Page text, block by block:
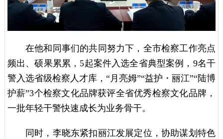
在他和同事们的共同努力下，全市检察工作亮点
频出、硕果累累，5起案件入选全省典型案例，9名干
警入选省级检察人才库，“月亮姆”“益护・丽江”“陆博
护薪”3个检察文化品牌获评全省优秀检察文化品牌，
一批年轻干警快速成长为业务骨干。
同时，李晓东紧扣丽江发展定位，协助谋划特色